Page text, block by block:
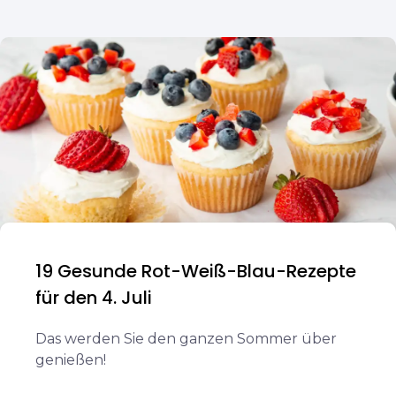
19 Gesunde Rot-Weiß-Blau-Rezepte
für den 4. Juli
Das werden Sie den ganzen Sommer über
genießen!